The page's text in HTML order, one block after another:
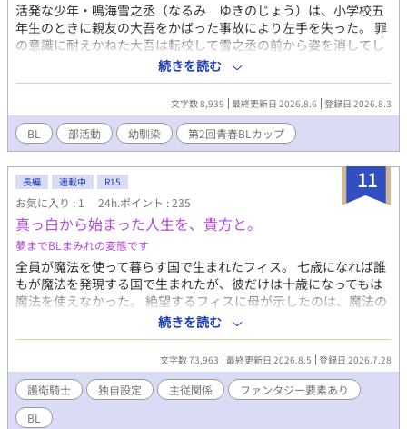
活発な少年・鳴海雪之丞（なるみ ゆきのじょう）は、小学校五
年生のときに親友の大吾をかばった事故により左手を失った。 罪
の意識に耐えかねた大吾は転校して雪之丞の前から姿を消してし
まったが、いつか再会したときに隻腕の自分を見て呵責に苦しん
でほしくないと思った雪之丞は気丈に振る舞い、自分をからかう
奴らなどいない状況を作ろうと決意する。その手段として、周囲
を威嚇するために喧嘩ばかりを繰り返す日々を過ごしていた。
高校生になった雪之丞は、バスケ部の先輩に惹かれてバスケ部に
入部する。左手のないハンデを乗り越えようとひたすらに努力を
重ねていく雪之丞は急速に力をつけ、バスケにのめり込むように
なる。 ある日、バスケ部の練習試合で雪之丞は強豪チームでエー
スとなっていた大吾と再会する。雪之丞は再会を喜んだものの、
大吾は贖罪の気持ちから散漫としたプレーをした挙句にバスケを
辞めると言い出した。 今までの生き方を否定されたようで傷つい
た雪之丞は、やる気がなくなってしまいバスケから離れようとす
るが、そんな彼を支えてくれたのはーー？ 隻腕のバスケプレーヤ
ーとして、いずれ雪之丞はその名を世界に轟かせる。 伝説への第
一歩を踏み出す瞬間を、ぜひご覧ください。
続きを読む
文字数 8,939 最終更新日 2026.8.6 登録日 2026.8.3
BL 部活動 幼馴染 第2回青春BLカップ
11
長編 連載中 R15
お気に入り : 1 24h.ポイント : 235
真っ白から始まった人生を、貴方と。
夢までBLまみれの変態です
全員が魔法を使って暮らす国で生まれたフィス。 七歳になれば誰
もが魔法を発現する国で生まれたが、彼だけは十歳になってもは
魔法を使えなかった。 絶望するフィスに母が示したのは、魔法の
存在しない隣国・エンシス国で生きるという新たな道。 そこで彼
は、一人の少年の護衛騎士になってほしいという使命を託され
る。 自分の国では一人で生きていく術を持たなかったフィス。 そ
れでも、初めて自分を必要としてくれた主君との出会いが、彼の
人生を大きく変えていく。 これは、居場所を見つけた護衛騎士
が、大切な主君を命を懸けて守ると誓い、主君と共に成長してい
く物語です。 －－－－－－－－－－－ーーーーーーーーー まっす
続きを読む
文字数 73,963 最終更新日 2026.8.5 登録日 2026.7.28
護衛騎士 独自設定 主従関係
ファンタジー要素あり
BL